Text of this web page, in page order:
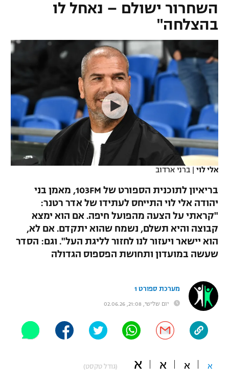
רץ ברשת
תוצאות
לוח שידורים
ברחבה
"מחצית בשכונה" – פודקאסט
משתתפים וזוכים בפרסים
תקנון משתתפים וזוכים בפרסים
טניס
ליגיונרים
נבחרת ישראל
מכבי חיפה
בית"ר ירושלים
מכבי תל אביב
הפועל תל אביב
הפועל חיפה
הפועל באר שבע
מכבי נתניה
ליגה אירופית
ליגה אנגלית
ליגה גרמנית
ליגה ספרדית
ליגה איטלקית
ליגה צרפתית
ליגה הולנדית
ליגה סינית
ליגה ברזילאית
ליגות נוספות
ליגת ווינר סל
ליגה לאומית
כדורסל נשים
מכבי תל אביב
הפועל חולון
הפועל ירושלים
דני אבדיה
כדורסל עולמי
יורוליג
יורוקאפ
ענפים נוספים
טניס
כדוריד
כדורעף
שחייה
אגרוף
ספורט אולימפי
UFC
היאבקות WWE
אופניים
ספורט מוטורי
השחרור ישולם – נאחל לו
בהצלחה"
אלי לוי | ברני ארדוב
בריאיון לתוכנית הספורט של 103FM, מאמן בני
יהודה אלי לוי התייחס לעתידו של אדר רטנר:
"קראתי על הצעה מהפועל חיפה. אם הוא ימצא
קבוצה והיא תשלם, נשמח שהוא יתקדם. אם לא,
הוא יישאר ויעזור לנו לחזור לליגת העל". וגם: הסדר
שעשה במועדון ותחושת הפספוס הגדולה
מערכת ספורט 1
יום שלישי, 21:08, 02.06.26
א א א א (גודל טקסט)